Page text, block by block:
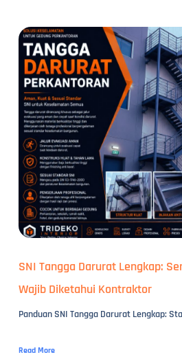
SNI Tangga Darurat Lengkap:
Wajib Diketahui Kontraktor
Panduan SNI Tangga Darurat Lengkap:
Read More